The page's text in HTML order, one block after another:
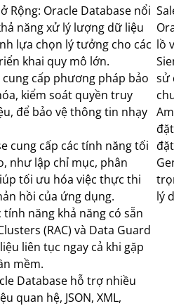
Rộng: Oracle Database nổi
năng xử lý lượng dữ liệu
lựa chọn lý tưởng cho các
khai quy mô lớn.
cấp phương pháp bảo
kiểm soát quyền truy
để bảo vệ thông tin nhạy
cung cấp các tính năng tối
như lập chỉ mục, phân
tối ưu hóa việc thực thi
hồi của ứng dụng.
tính năng khả năng có sẵn
(RAC) và Data Guard
liên tục ngay cả khi gặp
mềm.
Database hỗ trợ nhiều
quan hệ, JSON, XML,
lồ
sử
lý